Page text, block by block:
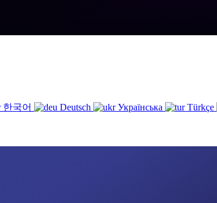
한국어 Deutsch Українська Türkçe